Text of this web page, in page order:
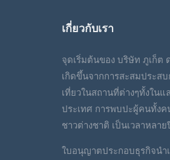
เกี่ยวกับเรา
จุดเริ่มต้นของ บริษัท ภูเก็ต
เกิดขึ้นจากการสะสมประส
เที่ยวในสถานที่ต่างๆทั้งในแ
ประเทศ การพบปะผู้คนทั้งค
ชาวต่างชาติ เป็นเวลาหลาย
ใบอนุญาตประกอบธุรกิจนำ